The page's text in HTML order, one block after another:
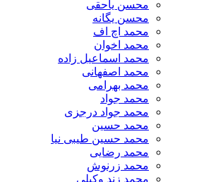
محسن یاحقی
محسن یگانه
محمد اچ اف
محمد اخوان
محمد اسماعیل زاده
محمد اصفهانی
محمد بهرامی
محمد جواد
محمد جواد درجزی
محمد حسین
محمد حسین طیبی نیا
محمد رضایی
محمد زرنوش
محمد زند وکیلی